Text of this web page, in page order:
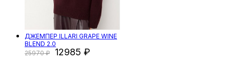
ДЖЕМПЕР ILLARI GRAPE WINE
BLEND 2.0
25970
12985